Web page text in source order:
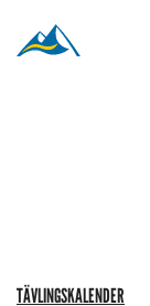
TÄVLINGSKALENDER